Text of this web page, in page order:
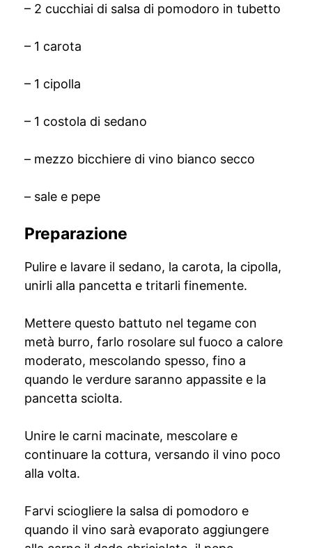
– 2 cucchiai di salsa di pomodoro in tubetto
– 1 carota
– 1 cipolla
– 1 costola di sedano
– mezzo bicchiere di vino bianco secco
– sale e pepe
Preparazione
Pulire e lavare il sedano, la carota, la cipolla,
unirli alla pancetta e tritarli finemente.
Mettere questo battuto nel tegame con
metà burro, farlo rosolare sul fuoco a calore
moderato, mescolando spesso, fino a
quando le verdure saranno appassite e la
pancetta sciolta.
Unire le carni macinate, mescolare e
continuare la cottura, versando il vino poco
alla volta.
Farvi sciogliere la salsa di pomodoro e
quando il vino sarà evaporato aggiungere